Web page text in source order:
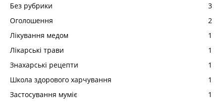
Без рубрики
3
Оголошення
2
Лікування медом
1
Лікарські трави
1
Знахарські рецепти
1
Школа здорового харчування
1
Застосування муміє
1